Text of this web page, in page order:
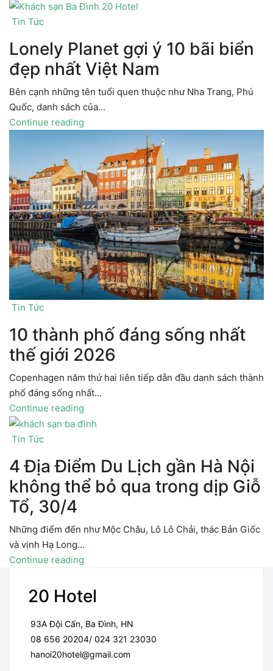
Tin Tức
Lonely Planet gợi ý 10 bãi biển
đẹp nhất Việt Nam
Bên cạnh những tên tuổi quen thuộc như Nha Trang, Phú
Quốc, danh sách của...
Continue reading
Tin Tức
10 thành phố đáng sống nhất
thế giới 2026
Copenhagen năm thứ hai liên tiếp dẫn đầu danh sách thành
phố đáng sống nhất...
Continue reading
Tin Tức
4 Địa Điểm Du Lịch gần Hà Nội
không thể bỏ qua trong dịp Giỗ
Tổ, 30/4
Những điểm đến như Mộc Châu, Lô Lô Chải, thác Bản Giốc
và vịnh Hạ Long...
Continue reading
20 Hotel
93A Đội Cấn, Ba Đình, HN
08 656 20204/ 024 321 23030
hanoi20hotel@gmail.com